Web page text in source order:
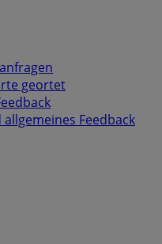
geortet
Feedback